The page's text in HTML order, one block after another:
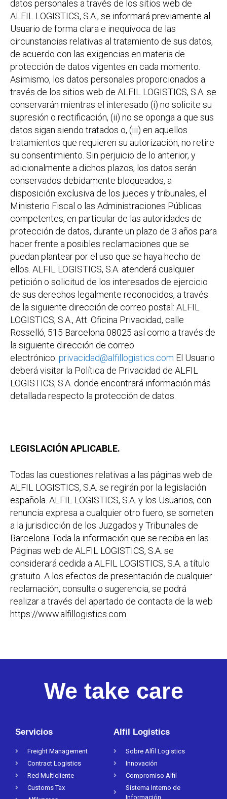
datos personales a través de los sitios web de
ALFIL LOGISTICS, S.A., se informará previamente al
Usuario de forma clara e inequívoca de las
circunstancias relativas al tratamiento de sus datos,
de acuerdo con las exigencias en materia de
protección de datos vigentes en cada momento.
Asimismo, los datos personales proporcionados a
través de los sitios web de ALFIL LOGISTICS, S.A. se
conservarán mientras el interesado (i) no solicite su
supresión o rectificación, (ii) no se oponga a que sus
datos sigan siendo tratados o, (iii) en aquellos
tratamientos que requieren su autorización, no retire
su consentimiento. Sin perjuicio de lo anterior, y
adicionalmente a dichos plazos, los datos serán
conservados debidamente bloqueados, a
disposición exclusiva de los jueces y tribunales, el
Ministerio Fiscal o las Administraciones Públicas
competentes, en particular de las autoridades de
protección de datos, durante un plazo de 3 años para
hacer frente a posibles reclamaciones que se
puedan plantear por el uso que se haya hecho de
ellos. ALFIL LOGISTICS, S.A. atenderá cualquier
petición o solicitud de los interesados de ejercicio
de sus derechos legalmente reconocidos, a través
de la siguiente dirección de correo postal: ALFIL
LOGISTICS, S.A., Att. Oficina Privacidad, calle
Rosselló, 515 Barcelona 08025 así como a través de
la siguiente dirección de correo
electrónico: privacidad@alfillogistics.com El Usuario
deberá visitar la Política de Privacidad de ALFIL
LOGISTICS, S.A. donde encontrará información más
detallada respecto la protección de datos.
LEGISLACIÓN APLICABLE.
Todas las cuestiones relativas a las páginas web de
ALFIL LOGISTICS, S.A. se regirán por la legislación
española. ALFIL LOGISTICS, S.A. y los Usuarios, con
renuncia expresa a cualquier otro fuero, se someten
a la jurisdicción de los Juzgados y Tribunales de
Barcelona Toda la información que se reciba en las
Páginas web de ALFIL LOGISTICS, S.A. se
considerará cedida a ALFIL LOGISTICS, S.A. a título
gratuito. A los efectos de presentación de cualquier
reclamación, consulta o sugerencia, se podrá
realizar a través del apartado de contacta de la web
https://www.alfillogistics.com.
We take care
Servicios
Freight Management
Contract Logistics
Red Multicliente
Customs Tax
Alfil Logistics
Sobre Alfil Logistics
Innovación
Compromiso Alfil
Sistema Interno de
Información